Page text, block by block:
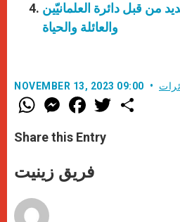
من قبل دائرة العلمانيّين
والعائلة والحياة
NOVEMBER 13, 2023 09:00
W
h
t
s
p
p
M
e
s
e
g
e
F
a
e
b
o
k
w
Share this Entry
فريق زينيت